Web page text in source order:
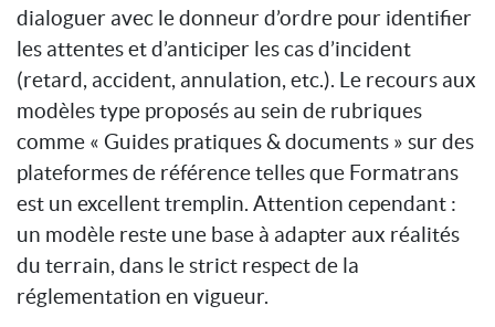
dialoguer avec le donneur d’ordre pour identifier
les attentes et d’anticiper les cas d’incident
(retard, accident, annulation, etc.). Le recours aux
modèles type proposés au sein de rubriques
comme « Guides pratiques & documents » sur des
plateformes de référence telles que Formatrans
est un excellent tremplin. Attention cependant :
un modèle reste une base à adapter aux réalités
du terrain, dans le strict respect de la
réglementation en vigueur.